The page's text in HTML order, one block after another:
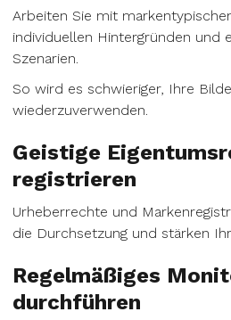
Arbeiten Sie mit
individuellen Hintergründen und
Szenarien.
So wird es schwieriger, Ihre
wiederzuverwenden.
Geistige
registrieren
Urheberrechte und
die Durchsetzung und stärken
Regelmäßiges
durchführen